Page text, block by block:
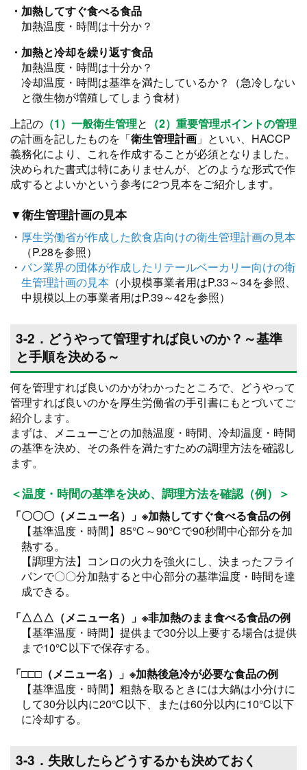
・加熱してすぐ食べる食品
加熱温度・時間は十分か？
・加熱と冷却を繰り返す食品
加熱温度・時間は十分か？
冷却温度・時間は基準を満たしているか？（急冷しない
と微生物が増殖してしまう食材）
上記の （1）一般衛生管理と （2）重要管理ポイントの管理
の計画を記したものを「衛生管理計画 」といい、HACCP
義務化により、これを作成することが必須となりました。
決められた書式は特にありませんが、どのような形式で作
成するとよいかという参考に2つ見本をご紹介します。
▼衛生管理計画の見本
・ 厚生労働省が作成した飲食店向けの衛生管理計画の見本
（P.28を参照）
・ パン業界の団体が作成したリテールベーカリー向けの衛
生管理計画の見本 （小規模事業者用はP.33～34を参照、
中規模以上の事業者用はP.39～42を参照）
3-2．どうやって管理すれば良いのか？～基準
と手順を決める～
何を管理すれば良いのかがわかったところで、どうやって
管理すれば良いのかを厚生労働省の手引書にもとづいてご
紹介します。
まずは、メニューごとの加熱温度・時間、冷却温度・時間
の基準を決め、その条件を満たすための調理方法を確認し
ます。
＜温度・時間の基準を決め、調理方法を確認（例）＞
「〇〇〇（メニュー名）」※加熱してすぐ食べる食品の例
【基準温度・時間】85℃～90℃で90秒間中心部分を加
熱する。
【調理方法】コンロの火力を強火にし、決まったフライ
パンで〇〇分加熱すると中心部分の基準温度・時間を達
成できる。
「△△△（メニュー名）」※非加熱のまま食べる食品の例
【基準温度・時間】提供まで30分以上要する場合は提供
まで10℃以下で保存する。
「□□□（メニュー名）」※加熱後急冷が必要な食品の例
【基準温度・時間】粗熱を取るときには大鍋は小分けに
して30分以内に20℃以下、または60分以内に10℃以下
に冷却する。
3-3．失敗したらどうするかも決めておく